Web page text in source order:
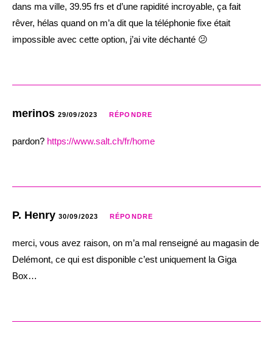
dans ma ville, 39.95 frs et d’une rapidité incroyable, ça fait
rêver, hélas quand on m’a dit que la téléphonie fixe était
impossible avec cette option, j’ai vite déchanté 😕
merinos 29/09/2023 RÉPONDRE
pardon? https://www.salt.ch/fr/home
P. Henry 30/09/2023 RÉPONDRE
merci, vous avez raison, on m’a mal renseigné au magasin de
Delémont, ce qui est disponible c’est uniquement la Giga
Box…